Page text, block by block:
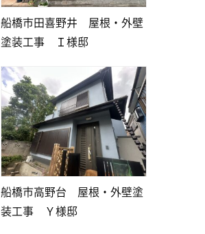
船橋市田喜野井 屋根・外壁
塗装工事 Ｉ様邸
船橋市高野台 屋根・外壁塗
装工事 Ｙ様邸